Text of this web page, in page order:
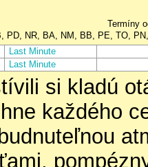
Termíny
PD, NR, BA, NM, BB, PE, TO,
Last Minute
Last Minute
si kladú
každého